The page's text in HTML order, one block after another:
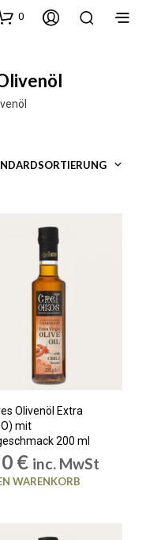
0
Olivenöl Extra
mit
200 ml
€ inc. MwSt
WARENKORB